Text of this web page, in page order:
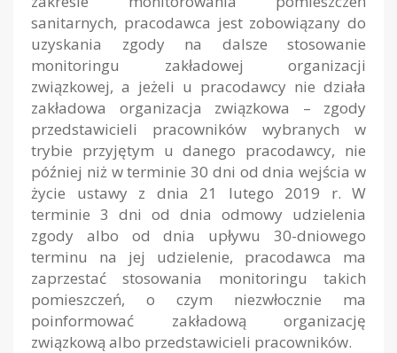
sanitarnych, pracodawca jest zobowiązany do
uzyskania zgody na dalsze stosowanie
monitoringu zakładowej organizacji
związkowej, a jeżeli u pracodawcy nie działa
zakładowa organizacja związkowa – zgody
przedstawicieli pracowników wybranych w
trybie przyjętym u danego pracodawcy, nie
później niż w terminie 30 dni od dnia wejścia w
życie ustawy z dnia 21 lutego 2019 r. W
terminie 3 dni od dnia odmowy udzielenia
zgody albo od dnia upływu 30-dniowego
terminu na jej udzielenie, pracodawca ma
zaprzestać stosowania monitoringu takich
pomieszczeń, o czym niezwłocznie ma
poinformować zakładową organizację
związkową albo przedstawicieli pracowników.